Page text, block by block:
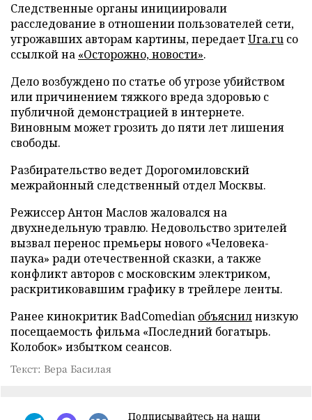
Следственные органы инициировали
расследование в отношении пользователей сети,
угрожавших авторам картины, передаетUra.ru со
ссылкой на «Осторожно, новости».
Дело возбуждено по статье об угрозе убийством
или причинением тяжкого вреда здоровью с
публичной демонстрацией в интернете.
Виновным может грозить до пяти лет лишения
свободы.
Разбирательство ведет Дорогомиловский
межрайонный следственный отдел Москвы.
Режиссер Антон Маслов жаловался на
двухнедельную травлю. Недовольство зрителей
вызвал перенос премьеры нового «Человека-
паука» ради отечественной сказки, а также
конфликт авторов с московским электриком,
раскритиковавшим графику в трейлере ленты.
Ранее кинокритик BadComedian объяснилнизкую
посещаемость фильма «Последний богатырь.
Колобок» избытком сеансов.
Текст: Вера Басилая
Подписывайтесь на наши